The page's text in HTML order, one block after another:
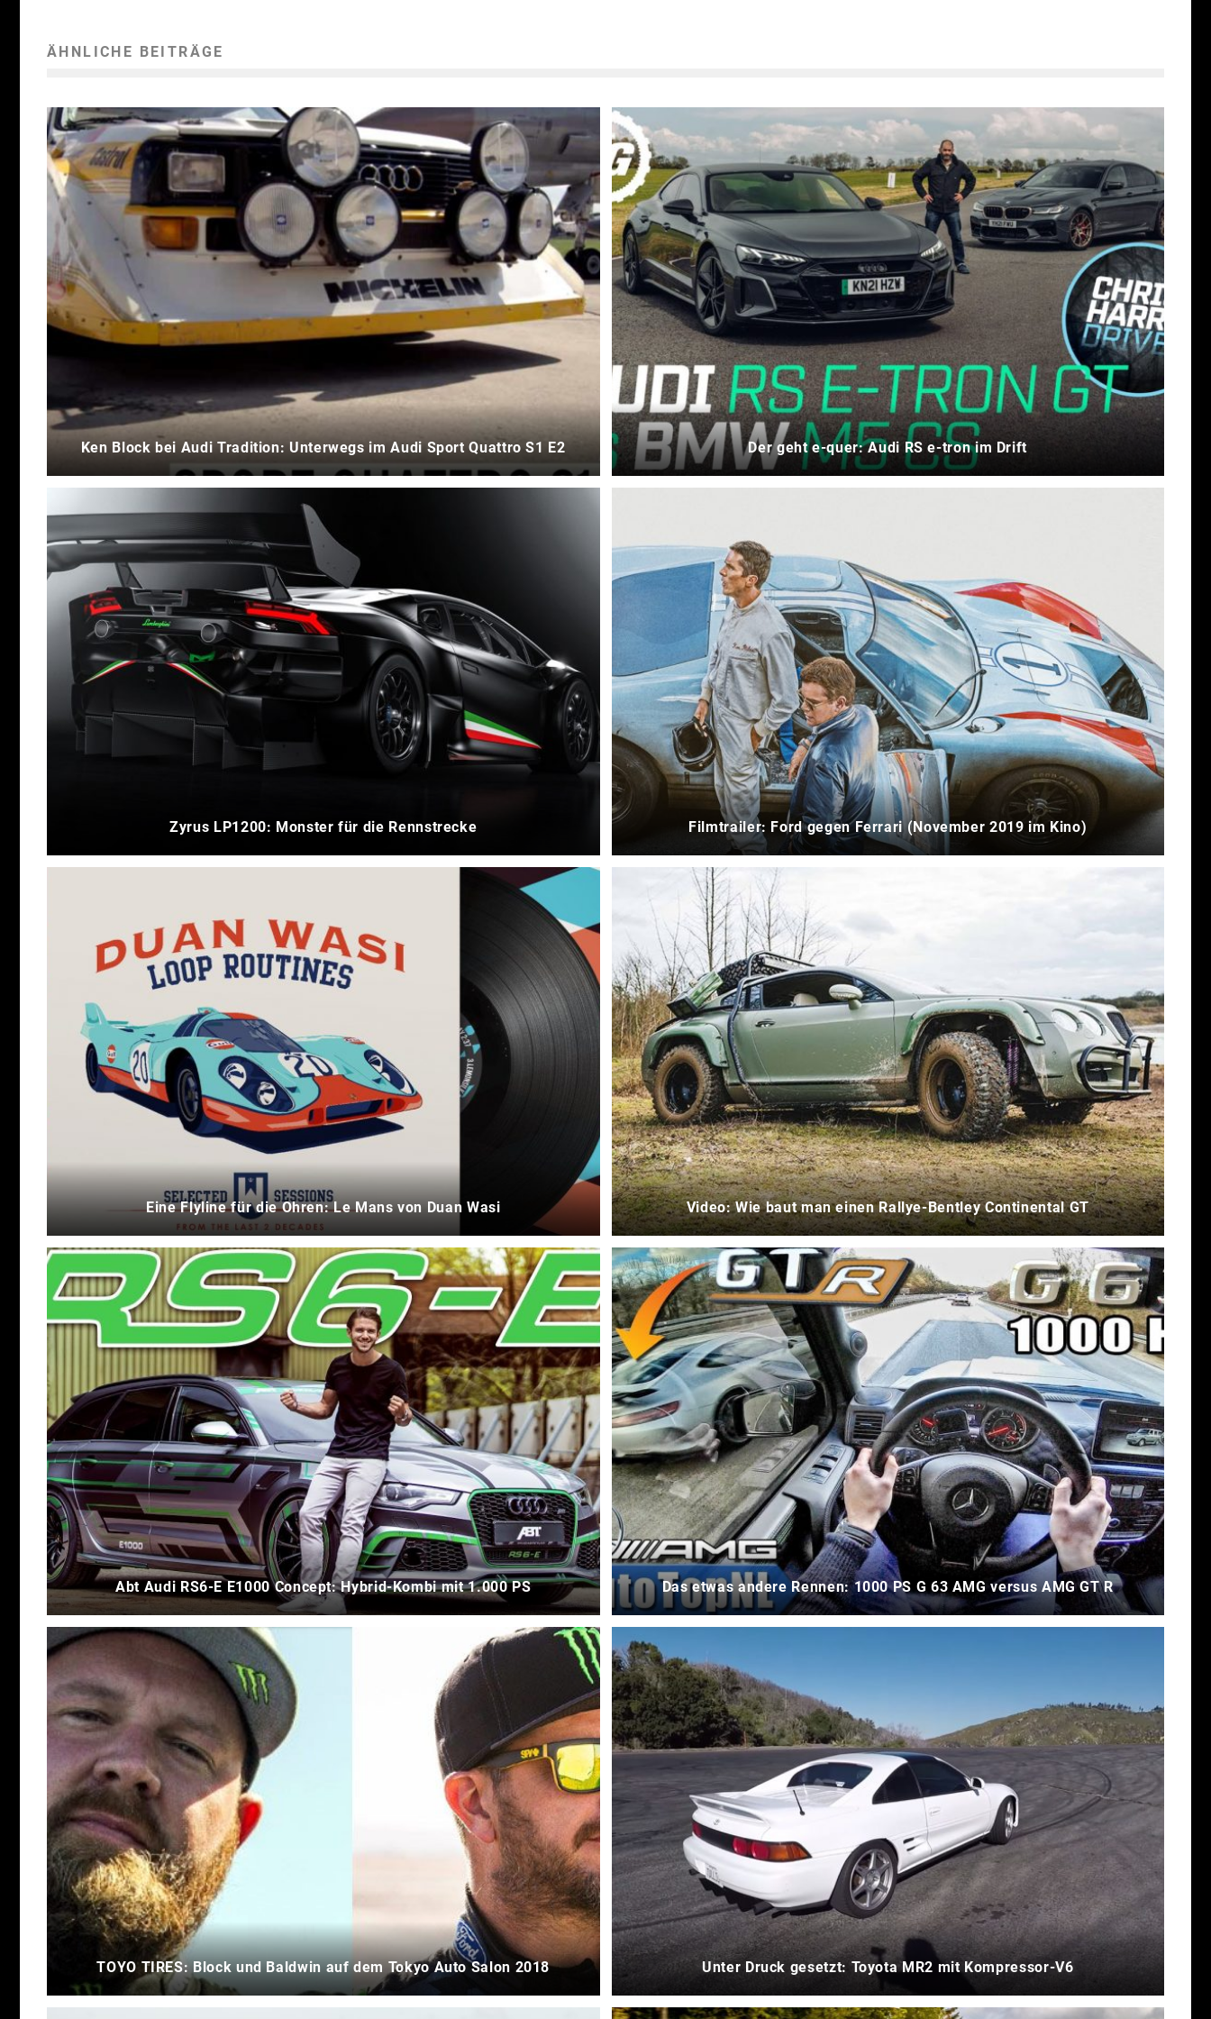
ÄHNLICHE BEITRÄGE
Ken Block bei Audi Tradition: Unterwegs im Audi Sport Quattro S1 E2 Der geht e-quer: Audi RS e-tron im Drift
Zyrus LP1200: Monster für die Rennstrecke Filmtrailer: Ford gegen Ferrari (November 2019 im Kino)
Eine Flyline für die Ohren: Le Mans von Duan Wasi Video: Wie baut man einen Rallye-Bentley Continental GT
Abt Audi RS6-E E1000 Concept: Hybrid-Kombi mit 1.000 PS Das etwas andere Rennen: 1000 PS G 63 AMG versus AMG GT R
TOYO TIRES: Block und Baldwin auf dem Tokyo Auto Salon 2018 Unter Druck gesetzt: Toyota MR2 mit Kompressor-V6